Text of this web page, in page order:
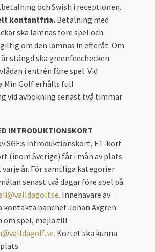
och Swish i receptionen.
kontantfria. Betalning med
ska lämnas före spel och
om den lämnas in efteråt. Om
stängd ska greenfeechecken
i entrén före spel. Vid
Min Golf erhålls full
vid avbokning senast två timmar
INTRODUKTIONSKORT
SGF:s introduktionskort, ET-kort
(inom Sverige) får i mån av plats
år. För samtliga kategorier
senast två dagar före spel på
Innehavare av
kontakta banchef Johan Axgren
om spel, mejla till
Kortet ska kunna